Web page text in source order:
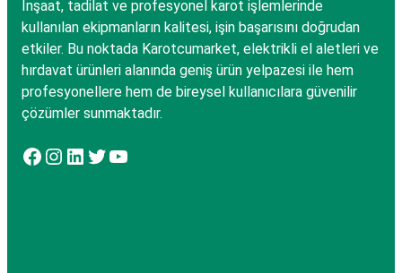
İnşaat, tadilat ve profesyonel karot işlemlerinde
kullanılan ekipmanların kalitesi, işin başarısını doğrudan
etkiler. Bu noktada Karotcumarket, elektrikli el aletleri ve
hırdavat ürünleri alanında geniş ürün yelpazesi ile hem
profesyonellere hem de bireysel kullanıcılara güvenilir
çözümler sunmaktadır.
Facebook Instagram LinkedIn Twitter YouTube